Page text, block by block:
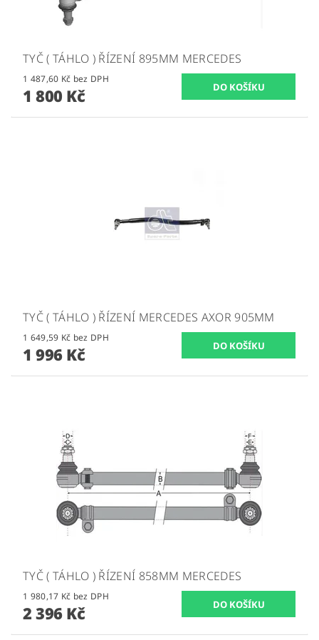
TYČ ( TÁHLO ) ŘÍZENÍ 895MM MERCEDES
1 487,60 Kč bez DPH
1 800 Kč
TYČ ( TÁHLO ) ŘÍZENÍ MERCEDES AXOR 905MM
1 649,59 Kč bez DPH
1 996 Kč
TYČ ( TÁHLO ) ŘÍZENÍ 858MM MERCEDES
1 980,17 Kč bez DPH
2 396 Kč